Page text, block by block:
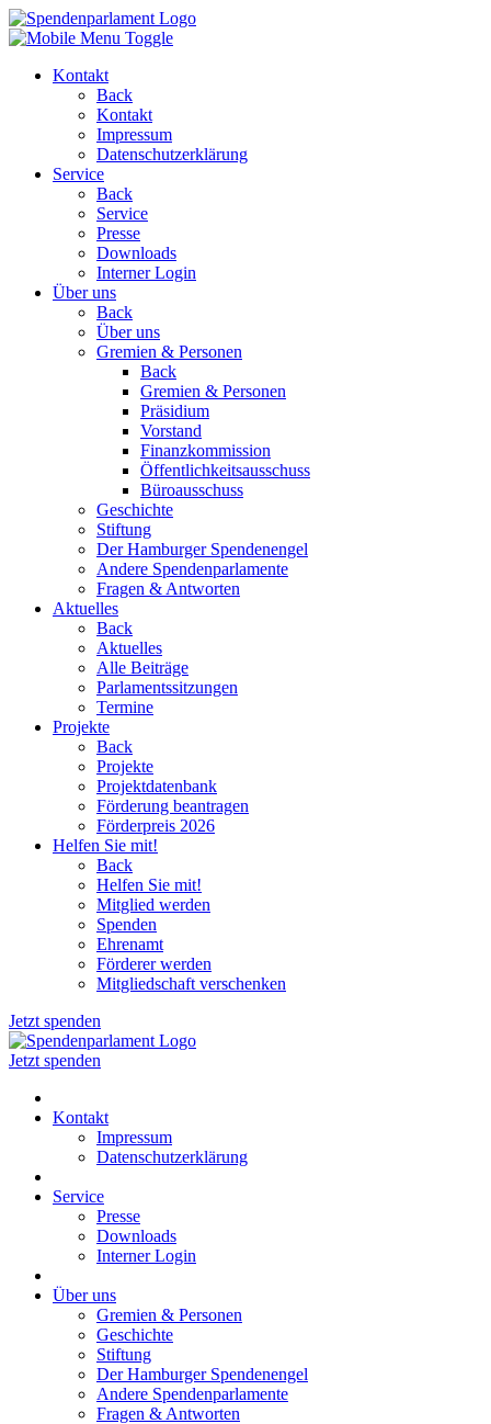
Kontakt
Back
Kontakt
Impressum
Datenschutzerklärung
Service
Back
Service
Presse
Downloads
Interner Login
Über uns
Back
Über uns
Gremien & Personen
Back
Gremien & Personen
Präsidium
Vorstand
Finanzkommission
Öffentlichkeitsausschuss
Büroausschuss
Geschichte
Stiftung
Der Hamburger Spendenengel
Andere Spendenparlamente
Fragen & Antworten
Aktuelles
Back
Aktuelles
Alle Beiträge
Parlamentssitzungen
Termine
Projekte
Back
Projekte
Projektdatenbank
Förderung beantragen
Förderpreis 2026
Helfen Sie mit!
Back
Helfen Sie mit!
Mitglied werden
Spenden
Ehrenamt
Förderer werden
Mitgliedschaft verschenken
Jetzt spenden
Jetzt spenden
Kontakt
Impressum
Datenschutzerklärung
Service
Presse
Downloads
Interner Login
Über uns
Gremien & Personen
Geschichte
Stiftung
Der Hamburger Spendenengel
Andere Spendenparlamente
Fragen & Antworten